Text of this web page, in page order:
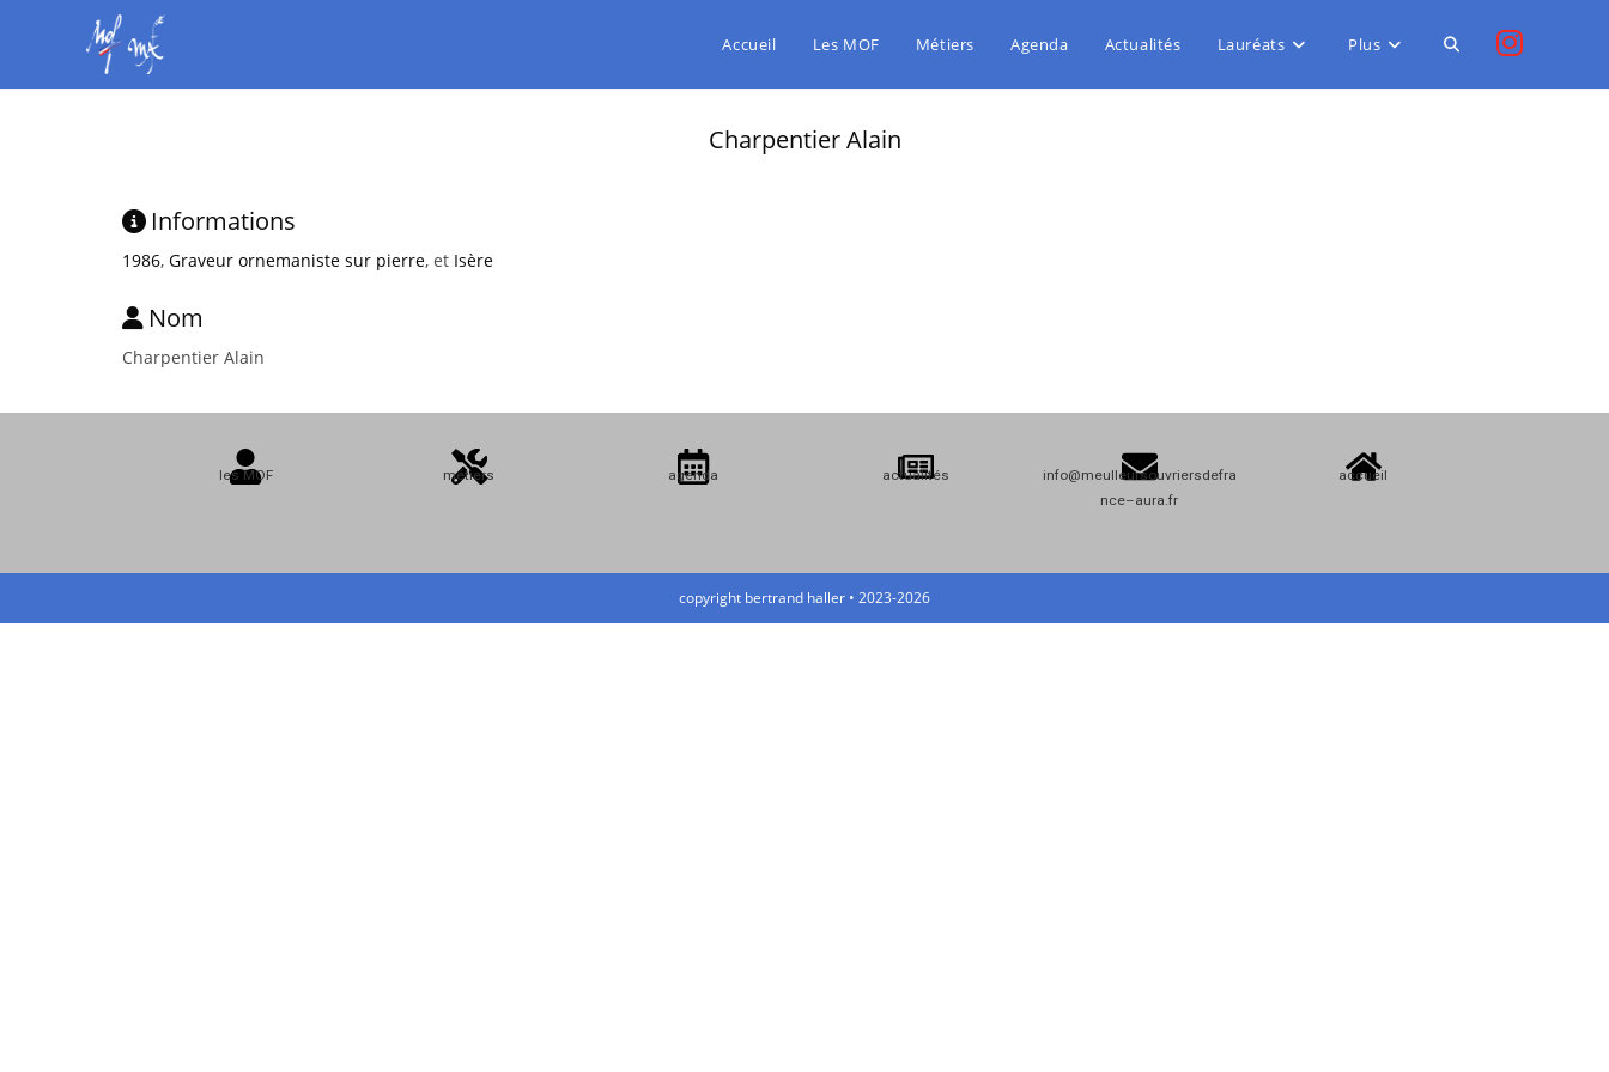
Accueil Les MOF Métiers Agenda Actualités Lauréats Plus
Charpentier Alain
Informations
1986, Graveur ornemaniste sur pierre, et Isère
Nom
Charpentier Alain
les MOF métiers agenda actualités
info@meulleursouvriersdefra
nce–aura.fr
accueil
copyright bertrand haller • 2023-2026